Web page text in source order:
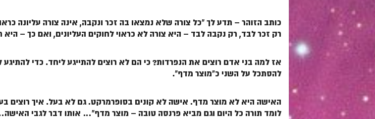
כותב הזוהר – תדע לך "כל צורה שלא נמצאו בה זכר ונקבה, אינה צורה עליונה
רק זכר לבד, רק נקבה לבד – היא צורה לא כראוי לחוקים העליונים, ואם כך –
אז למה בני אדם רוצים את הנפרדות? כי הם לא רוצים להתייגע ליחד. כדי להתיגע
להסתכל על השני כ"מוצר מדף".
האישה היא לא מוצר מדף. אישה לא קונים בסופרמרקט. גם לא בעל. איך רוצים
לומד תורה כל היום וגם מביא פרנסה טובה – מוצר מדף"… אותו דבר לגבי